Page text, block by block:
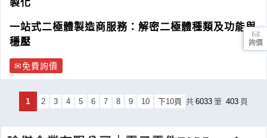
一站式二極體製造商服務：解密二極體種類及功能與
穩壓
免費詢價
1 2 3 4 5 6 7 8 9 10 下10頁 共 6033 筆 403 頁
詢價